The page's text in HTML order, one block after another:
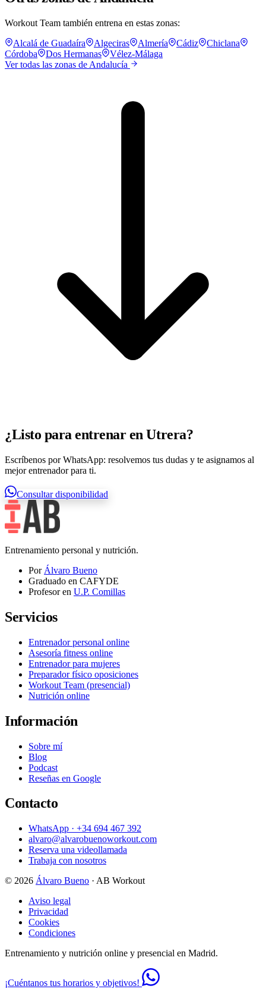
Workout Team también entrena en estas zonas:
Alcalá de Guadaíra
Algeciras Almería Cádiz
Chiclana
Córdoba
Dos Hermanas
Vélez-Málaga
Ver todas las zonas de Andalucía
¿Listo para entrenar en Utrera?
Escríbenos por WhatsApp: resolvemos tus dudas y te asignamos al
mejor entrenador para ti.
Consultar disponibilidad
Entrenamiento personal y nutrición.
Por Álvaro Bueno
Graduado en CAFYDE
Profesor en U.P. Comillas
Servicios
Entrenador personal online
Asesoría fitness online
Entrenador para mujeres
Preparador físico oposiciones
Workout Team (presencial)
Nutrición online
Información
Sobre mí
Blog
Podcast
Reseñas en Google
Contacto
WhatsApp · +34 694 467 392
alvaro@alvarobuenoworkout.com
Reserva una videollamada
Trabaja con nosotros
© 2026 Álvaro Bueno · AB Workout
Aviso legal
Privacidad
Cookies
Condiciones
Entrenamiento y nutrición online y presencial en Madrid.
¡Cuéntanos tus horarios y objetivos!